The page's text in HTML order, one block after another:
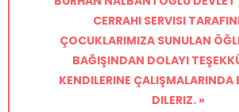
CERRAHI SERVISI
ÇOCUKLARIMIZA SUNULAN
BAĞIŞINDAN DOLAYI
KENDILERINE ÇALIŞMALARINDA
DILERIZ. »